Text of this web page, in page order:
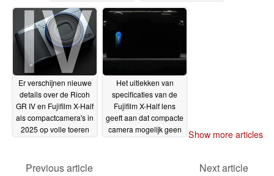
23-05-2025
Er verschijnen nieuwe
details over de Ricoh
GR IV en Fujifilm X-Half
als compactcamera's in
2025 op volle toeren
Het uitlekken van
specificaties van de
Fujifilm X-Half lens
geeft aan dat compacte
camera mogelijk geen
Show more articles
Previous article
Next article